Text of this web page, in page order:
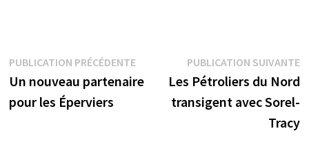
Navigation
de
l’article
PUBLICATION PRÉCÉDENTEPublication
précédente :
Un nouveau partenaire
pour les Éperviers
PUBLICATION SUIVANTE
Les Pétroliers du Nord
transigent avec Sorel-
Tracy